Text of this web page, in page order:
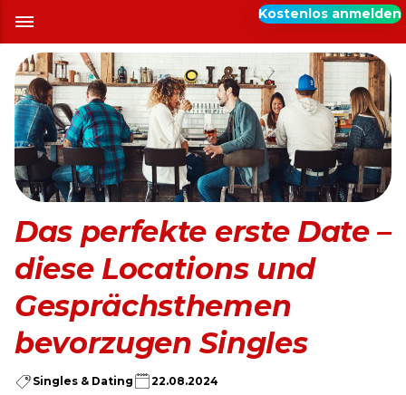
Kostenlos anmelden
Das perfekte erste Date –
diese Locations und
Gesprächsthemen
bevorzugen Singles
Singles & Dating 22.08.2024